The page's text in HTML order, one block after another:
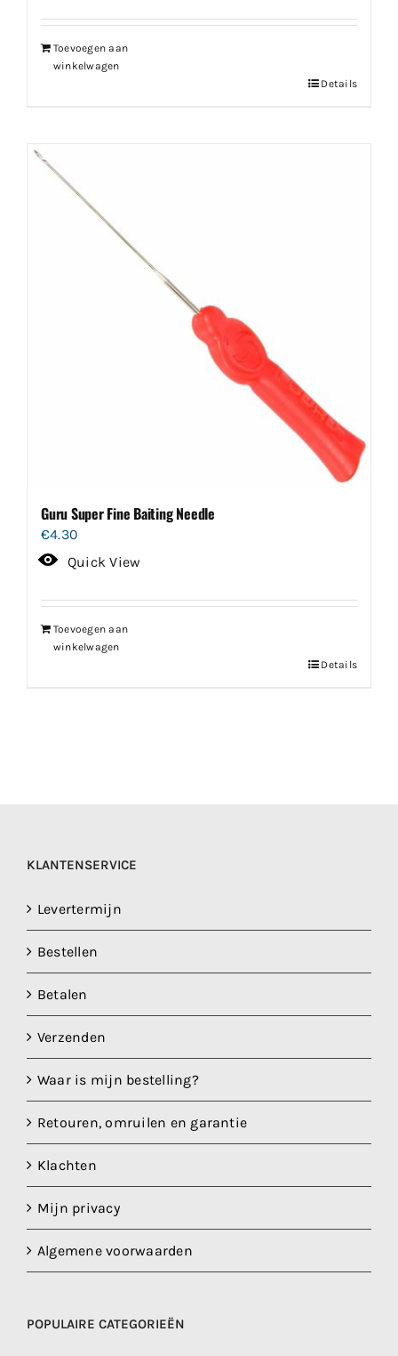
Toevoegen aan
winkelwagen
Details
Guru Super Fine Baiting Needle
€4.30
Quick View
Toevoegen aan
winkelwagen
Details
KLANTENSERVICE
Levertermijn
Bestellen
Betalen
Verzenden
Waar is mijn bestelling?
Retouren, omruilen en garantie
Klachten
Mijn privacy
Algemene voorwaarden
POPULAIRE CATEGORIEËN